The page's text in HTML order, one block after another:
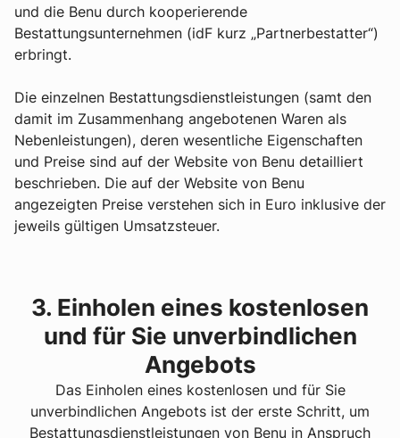
und die Benu durch kooperierende
Bestattungsunternehmen (idF kurz „Partnerbestatter“)
erbringt.
Die einzelnen Bestattungsdienstleistungen (samt den
damit im Zusammenhang angebotenen Waren als
Nebenleistungen), deren wesentliche Eigenschaften
und Preise sind auf der Website von Benu detailliert
beschrieben. Die auf der Website von Benu
angezeigten Preise verstehen sich in Euro inklusive der
jeweils gültigen Umsatzsteuer.
3. Einholen eines kostenlosen
und für Sie unverbindlichen
Angebots
Das Einholen eines kostenlosen und für Sie
unverbindlichen Angebots ist der erste Schritt, um
Bestattungsdienstleistungen von Benu in Anspruch